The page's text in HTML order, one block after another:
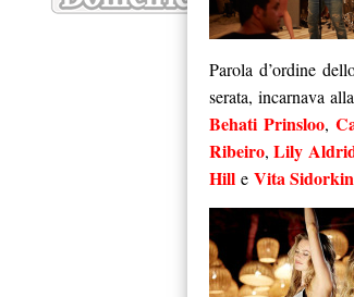
Parola d’ordine
serata, incarnava
Behati Prinsloo,
Ribeiro,Lily
Hill e Vita